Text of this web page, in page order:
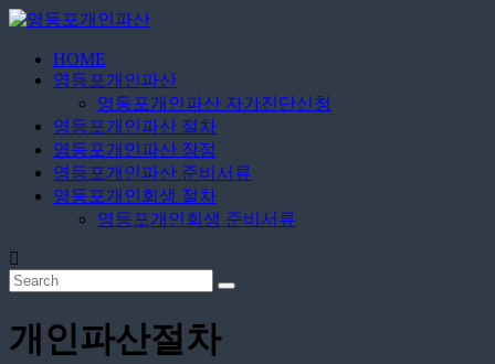
Skip
content
무
상
담
HOME
영등포개인파산
영등포개인파산 자가진단신청
영등포개인파산 절차
영등포개인파산 장점
영등포개인파산 준비서류
영등포개인회생 절차
영등포개인회생 준비서류
개인파산절차